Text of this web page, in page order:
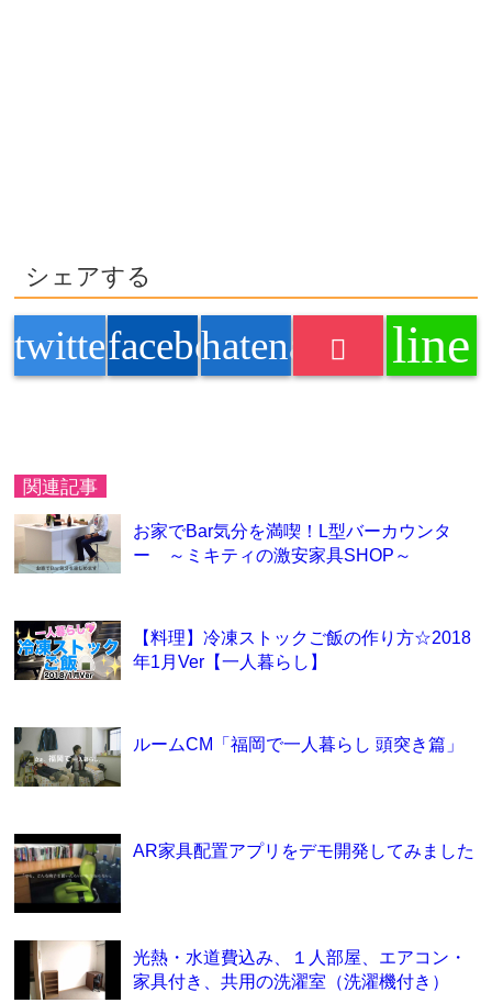
シェアする
twitterfacebookhatenabookmark
line
関連記事
お家でBar気分を満喫！L型バーカウンタ
ー ～ミキティの激安家具SHOP～
【料理】冷凍ストックご飯の作り方☆2018
年1月Ver【一人暮らし】
ルームCM「福岡で一人暮らし 頭突き篇」
AR家具配置アプリをデモ開発してみました
光熱・水道費込み、１人部屋、エアコン・
家具付き、共用の洗濯室（洗濯機付き）